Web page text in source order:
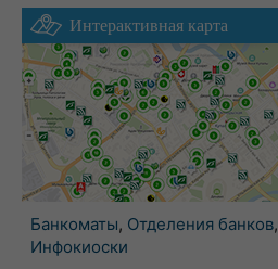
Интерактивная карта
Банкоматы, Отделения банков,
Инфокиоски